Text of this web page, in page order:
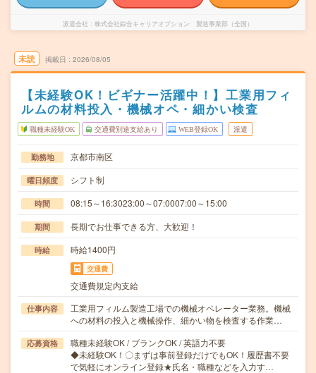
派遣会社 株式会社綜合キャリアオプション 製造事業部（全国）
未読 掲載日 2026/08/05
【未経験OK！ビギナー活躍中！】工業用フィ
ルムの材料投入・機械オペ・細かい検査
職種未経験OK 交通費別途支給あり WEB登録OK 派遣
勤務地 京都市南区
曜日頻度 シフト制
時間 08:15～16:3023:00～07:0007:00～15:00
期間 長期でお仕事できる方、大歓迎！
時給 時給1400円
交通費
交通費規定内支給
仕事内容
工業用フィルム製造工場での機械オペレーター業務。機械
への材料の投入と機械操作、細かい物を検査する作業…
応募資格
職種未経験OK / ブランクOK / 英語力不要
◆未経験OK！〇まずは事前登録だけでもOK！履歴書不要
で気軽にオンライン登録★氏名・職種などを入力す…